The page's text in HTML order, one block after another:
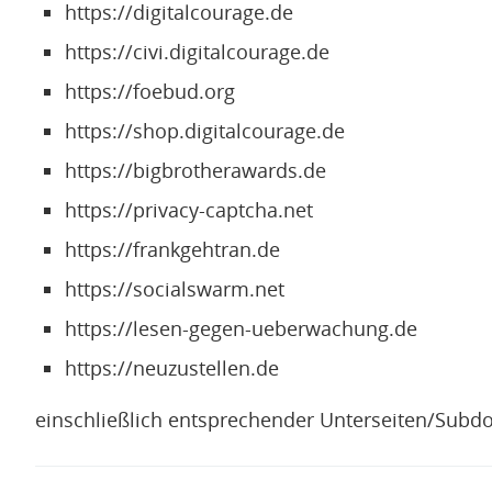
https://digitalcourage.de
https://civi.digitalcourage.de
https://foebud.org
https://shop.digitalcourage.de
https://bigbrotherawards.de
https://privacy-captcha.net
https://frankgehtran.de
https://socialswarm.net
https://lesen-gegen-ueberwachung.de
https://neuzustellen.de
einschließlich entsprechender Unterseiten/